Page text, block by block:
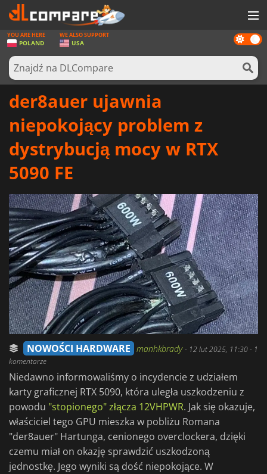
GRY
KARTY DO GIER
OPROGRAMOWANIE
SPRZĘT KOMPUTEROWY
AKTUALNOŚCI
Dark
mode
YOU ARE HERE
POLAND
WE ALSO SUPPORT
USA
der8auer ujawnia
niepokojący problem z
dystrybucją mocy w RTX
5090 FE
NOWOŚCI HARDWARE manhkbrady- 12 lut 2025, 11:30- 1
komentarze
Niedawno informowaliśmy o incydencie z udziałem
karty graficznej RTX 5090, która uległa uszkodzeniu z
powodu "stopionego" złącza 12VHPWR. Jak się okazuje,
właściciel tego GPU mieszka w pobliżu Romana
"der8auer" Hartunga, cenionego overclockera, dzięki
czemu miał on okazję sprawdzić uszkodzoną
jednostkę. Jego wyniki są dość niepokojące. W